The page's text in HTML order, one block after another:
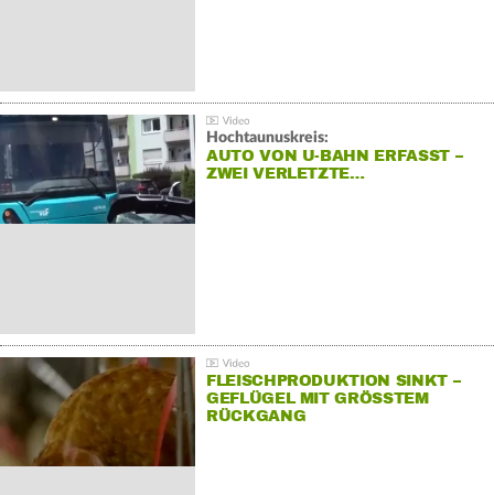
Hochtaunuskreis:
AUTO VON U-BAHN ERFASST –
ZWEI VERLETZTE…
FLEISCHPRODUKTION SINKT –
GEFLÜGEL MIT GRÖSSTEM R
ÜCKGANG